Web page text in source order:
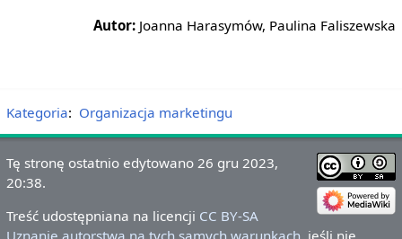
Autor: Joanna Harasymów, Paulina Faliszewska
Kategoria: Organizacja marketingu
Tę stronę ostatnio edytowano 26 gru 2023,
20:38.
Treść udostępniana na licencji CC BY-SA
Uznanie autorstwa na tych samych warunkach , jeśli nie